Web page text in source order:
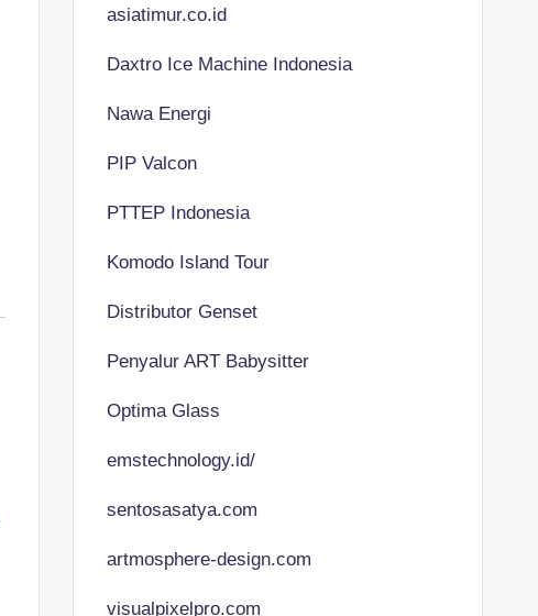
asiatimur.co.id
Daxtro Ice Machine Indonesia
Nawa Energi
PIP Valcon
PTTEP Indonesia
Komodo Island Tour
Distributor Genset
Penyalur ART Babysitter
Optima Glass
emstechnology.id/
sentosasatya.com
artmosphere-design.com
visualpixelpro.com